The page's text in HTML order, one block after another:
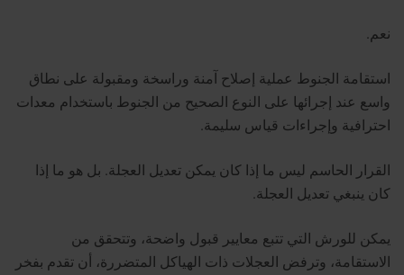
نعم.
استقامة الجنوط عملية إصلاح آمنة وراسخة ومقبولة على نطاق
واسع عند إجرائها على النوع الصحيح من الجنوط باستخدام معدات
احترافية وإجراءات قياس سليمة.
القرار الحاسم ليس ما إذا كان يمكن تعديل العجلة. بل هو ما إذا
كان ينبغي تعديل العجلة.
يمكن للورش التي تتبع معايير قبول واضحة، وتتحقق من
الاستقامة، وترفض العجلات ذات الهياكل المتضررة، أن تقدم بفخر